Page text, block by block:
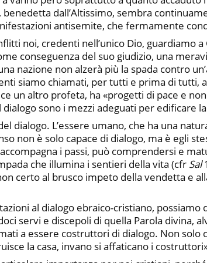
dall’Altissimo, sembra
antisemite, che fermamente
noi, credenti nell’unico Dio, guardiamo
conseguenza del suo giudizio, una
nazione non alzerà più la spada contro
siamo chiamati, per tutti e prima di tutti,
un altro profeta, ha «progetti di pace e
sono i mezzi adeguati per edificare
dialogo. L’essere umano, che ha una
non è solo capace di dialogo, ma è egli
i passi, può comprendersi e
che illumina i sentieri della vita (cfr Sal
certo al brusco impeto della vendetta e
al dialogo ebraico-cristiano,
servi e discepoli di quella Parola divina,
a essere costruttori di dialogo. Non
la casa, invano si affaticano i